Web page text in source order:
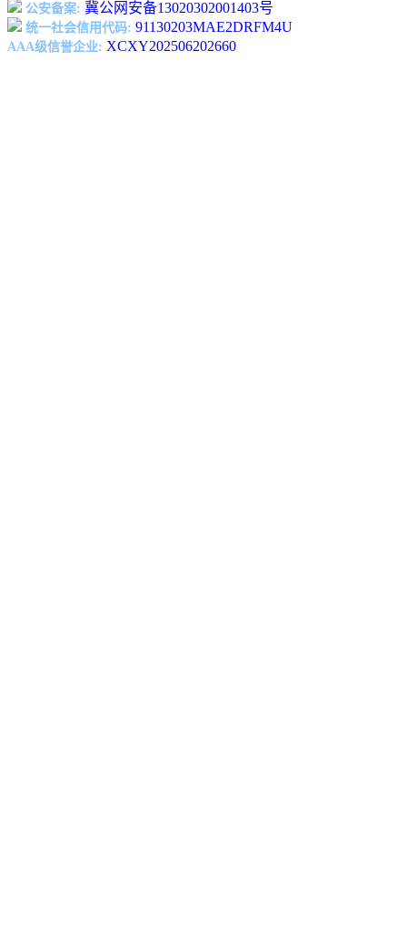
公安备案: 冀公网安备13020302001403号
统一社会信用代码: 91130203MAE2DRFM4U
AAA级信誉企业: XCXY202506202660